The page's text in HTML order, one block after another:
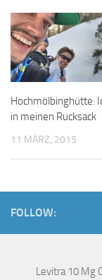
Hochmölbinghütte:
in meinen Rucksack
11 MÄRZ, 2015
FOLLOW:
Levitra 10 Mg